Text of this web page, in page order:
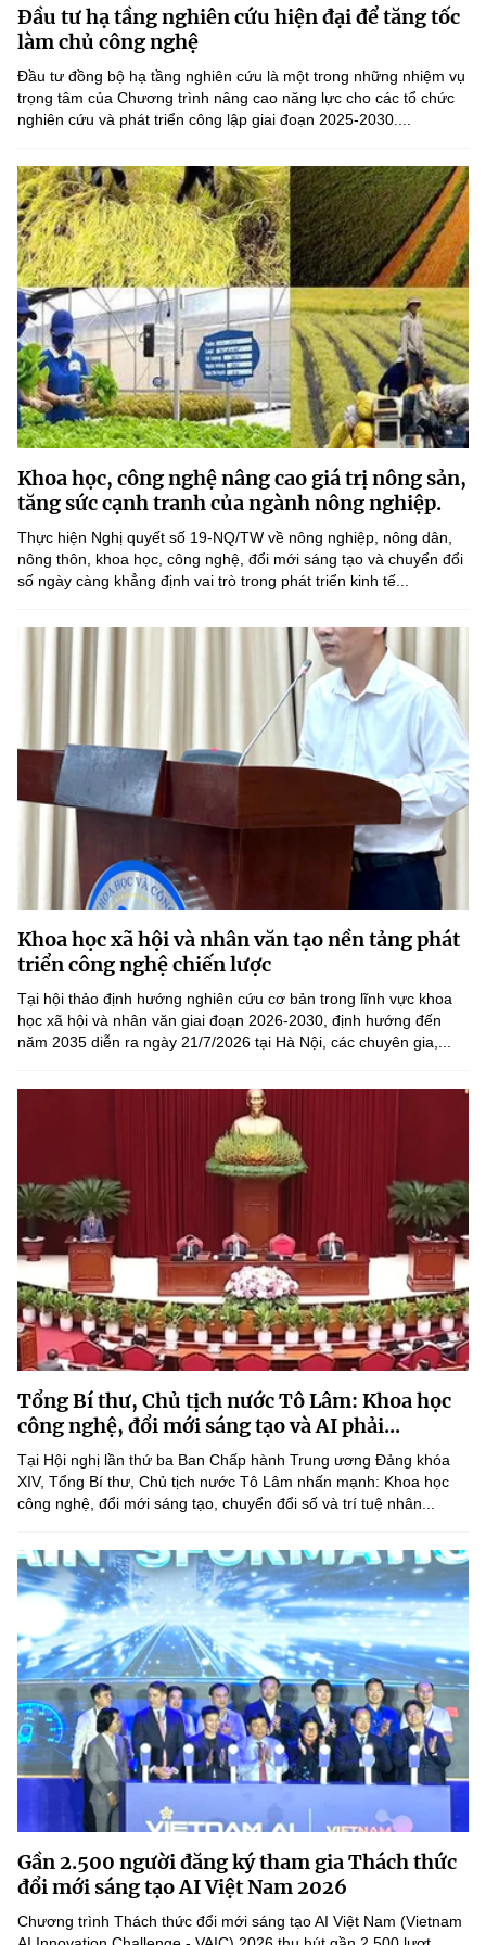
Sở Khoa học và Công nghệ
Chuyển đổi số
Bưu chính, Viễn thông
Tiêu chuẩn, đo lường, chất lượng
Năng lượng nguyên tử
Tin tổng hợp
Tin địa phương
Văn bản QPPL
Văn bản chỉ đạo điều hành
Lấy ý kiến người dân về dự thảo VBQPPL
MST IOFFICE
THỐNG KÊ
Khoa học và Công nghệ
Đổi mới sáng tạo
Chuyển đổi số
Bưu chính, Viễn thông
Sở hữu trí tuệ
Tiêu chuẩn, đo lường, chất lượng
Năng lượng nguyên tử
Multimedia
THƯ ĐIỆN TỬ
Khác
Videos
Infographic
Ảnh
Voice
Nhiệm vụ trọng tâm
Chọn ngôn ngữ
Vietnamese English
BỘ KHOA HỌC VÀ CÔNG NGHỆ
MINISTRY OF SCIENCE AND TECHNOLOGY
Điều khoản sử dụng
Cơ quan chủ quản: Bộ Khoa học và Công nghệ (MST)
Chịu trách nhiệm nội dung: Nguyễn Thị Hải Hằng
Giám đốc Trung tâm Truyền thông Khoa học và Công nghệ.
Địa chỉ: Ban Biên tập Cổng TTĐT - 18 Nguyễn Du, TP. Hà Nội
Điện thoại: 024 3936 9506
Email:
stc@mst.gov.vn
©2026 Bản quyền thuộc Bộ Khoa Học và Công Nghệ
(Ghi rõ nguồn "https://mst.gov.vn" khi phát hành lại thông tin từ
website này)
Đầu tư hạ tầng nghiên cứu hiện đại để tăng tốc
làm chủ công nghệ
Đầu tư đồng bộ hạ tầng nghiên cứu là một trong những nhiệm vụ
trọng tâm của Chương trình nâng cao năng lực cho các tổ chức
nghiên cứu và phát triển công lập giai đoạn 2025-2030....
Khoa học, công nghệ nâng cao giá trị nông sản,
tăng sức cạnh tranh của ngành nông nghiệp.
Thực hiện Nghị quyết số 19-NQ/TW về nông nghiệp, nông dân,
nông thôn, khoa học, công nghệ, đổi mới sáng tạo và chuyển đổi
số ngày càng khẳng định vai trò trong phát triển kinh tế...
Khoa học xã hội và nhân văn tạo nền tảng phát
triển công nghệ chiến lược
Tại hội thảo định hướng nghiên cứu cơ bản trong lĩnh vực khoa
học xã hội và nhân văn giai đoạn 2026-2030, định hướng đến
năm 2035 diễn ra ngày 21/7/2026 tại Hà Nội, các chuyên gia,...
Tổng Bí thư, Chủ tịch nước Tô Lâm: Khoa học
công nghệ, đổi mới sáng tạo và AI phải...
Tại Hội nghị lần thứ ba Ban Chấp hành Trung ương Đảng khóa
XIV, Tổng Bí thư, Chủ tịch nước Tô Lâm nhấn mạnh: Khoa học
công nghệ, đổi mới sáng tạo, chuyển đổi số và trí tuệ nhân...
Gần 2.500 người đăng ký tham gia Thách thức
đổi mới sáng tạo AI Việt Nam 2026
Chương trình Thách thức đổi mới sáng tạo AI Việt Nam (Vietnam